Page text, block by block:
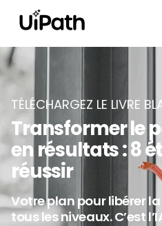
TÉLÉCHARGEZ LE LIVRE
Transformer le
en résultats : 8
réussir
Votre plan pour libérer la
tous les niveaux. C’est